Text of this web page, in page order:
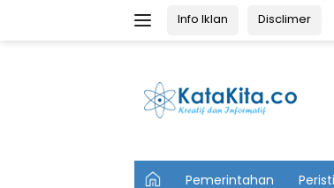
Info Iklan Disclimer
U
Pemerintahan